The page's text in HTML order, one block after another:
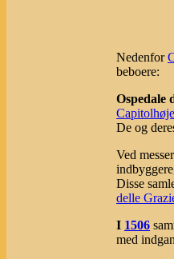
Nedenfor
beboere:
Ospedale
De og
Ved
Disse
delle
I 1506
med